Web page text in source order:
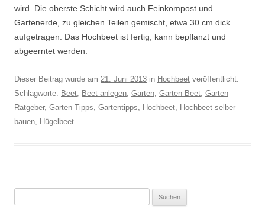
wird. Die oberste Schicht wird auch Feinkompost und
Gartenerde, zu gleichen Teilen gemischt, etwa 30 cm dick
aufgetragen. Das Hochbeet ist fertig, kann bepflanzt und
abgeerntet werden.
Dieser Beitrag wurde am 21. Juni 2013 in Hochbeet veröffentlicht.
Schlagworte: Beet, Beet anlegen, Garten, Garten Beet, Garten
Ratgeber, Garten Tipps, Gartentipps, Hochbeet, Hochbeet selber
bauen, Hügelbeet.